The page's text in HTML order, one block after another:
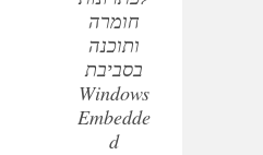
חומרה
ותוכנה
בסביבת
Windows
Embedde
d